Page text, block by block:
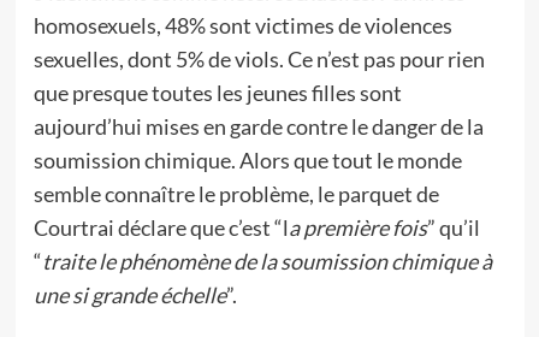
homosexuels, 48% sont victimes de violences
sexuelles, dont 5% de viols. Ce n’est pas pour rien
que presque toutes les jeunes filles sont
aujourd’hui mises en garde contre le danger de la
soumission chimique. Alors que tout le monde
semble connaître le problème, le parquet de
Courtrai déclare que c’est “la première fois” qu’il
“traite le phénomènede la soumission chimiqueà
une si grande échelle”.